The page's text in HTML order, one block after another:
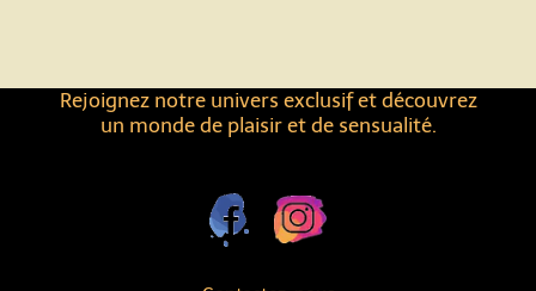
Rejoignez notre univers exclusif et découvrez
un monde de plaisir et de sensualité.